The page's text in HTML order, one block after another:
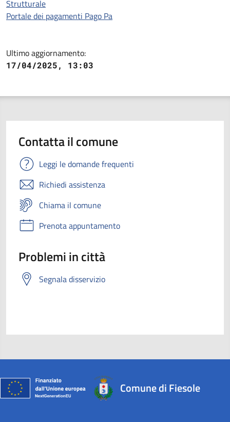
Strutturale
Portale dei pagamenti Pago Pa
Ultimo aggiornamento:
17/04/2025, 13:03
Contatta il comune
Leggi le domande frequenti
Richiedi assistenza
Chiama il comune
Prenota appuntamento
Problemi in città
Segnala disservizio
Comune di Fiesole